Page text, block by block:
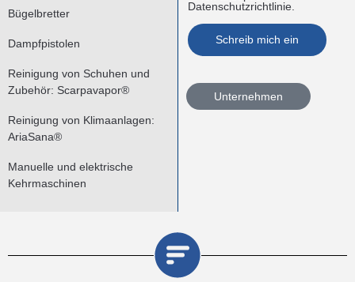
Bügelbretter
Dampfpistolen
Reinigung von Schuhen und
Zubehör: Scarpavapor®
Reinigung von Klimaanlagen:
AriaSana®
Manuelle und elektrische
Kehrmaschinen
Datenschutzrichtlinie.
Unternehmen